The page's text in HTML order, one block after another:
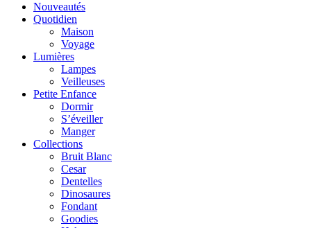
Nouveautés
Quotidien
Maison
Voyage
Lumières
Lampes
Veilleuses
Petite Enfance
Dormir
S’éveiller
Manger
Collections
Bruit Blanc
Cesar
Dentelles
Dinosaures
Fondant
Goodies